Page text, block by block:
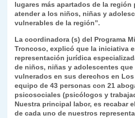
lugares más apartados de la región
atender a los niños, niñas y
vulnerables de la región”.
La coordinadora (s) del Programa
Troncoso, explicó que la iniciativa
representación jurídica
de niños, niñas y adolescentes que
vulnerados en sus derechos en Los
equipo de 43 personas con 21
psicosociales (psicólogos y
Nuestra principal labor, es recabar
de cada uno de nuestros